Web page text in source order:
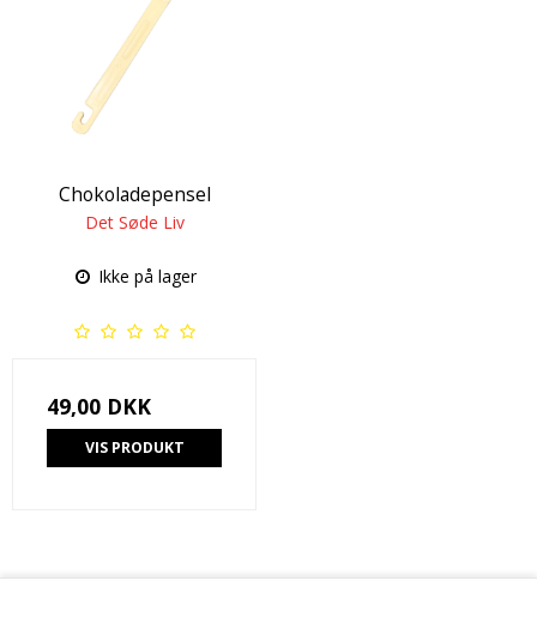
Chokoladepensel
Det Søde Liv
Ikke på lager
49,00 DKK
VIS PRODUKT